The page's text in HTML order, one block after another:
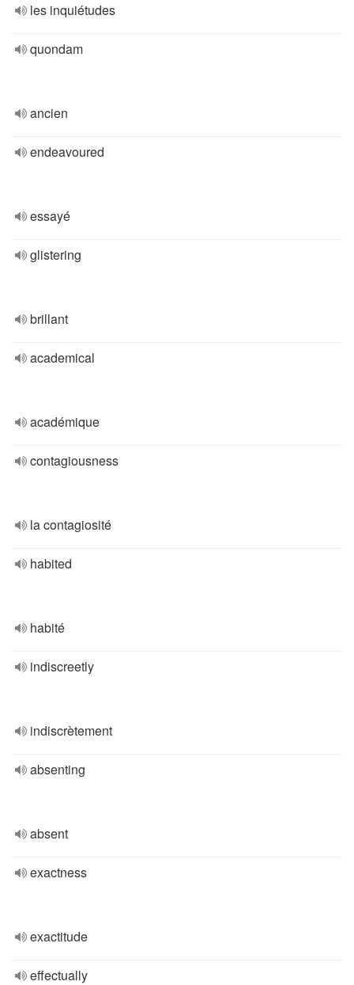
les inquiétudes
quondam
ancien
endeavoured
essayé
glistering
brillant
academical
académique
contagiousness
la contagiosité
habited
habité
indiscreetly
indiscrètement
absenting
absent
exactness
exactitude
effectually